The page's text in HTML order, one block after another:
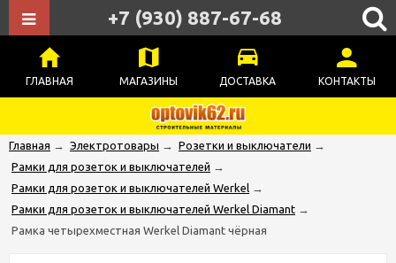
ГЛАВНАЯ МАГАЗИНЫ ДОСТАВКА КОНТАКТЫ
+7 (930) 887-67-68
Главная → Электротовары → Розетки и выключатели →
Рамки для розеток и выключателей →
Рамки для розеток и выключателей Werkel →
Рамки для розеток и выключателей Werkel Diamant →
Рамка четырехместная Werkel Diamant чёрная